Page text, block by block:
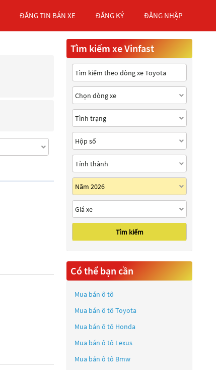
ĐĂNG TIN BÁN XE ĐĂNG KÝ ĐĂNG NHẬP
Tìm kiếm xe Vinfast
Tìm kiếm
Có thể bạn cần
Mua bán ô tô
Mua bán ô tô Toyota
Mua bán ô tô Honda
Mua bán ô tô Lexus
Mua bán ô tô Bmw